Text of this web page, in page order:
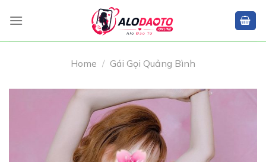
Home / Gái Gọi Quảng Bình